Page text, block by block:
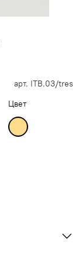
арт. ITB.03/tres
Цвет